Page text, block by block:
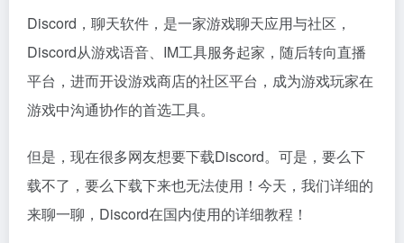
Discord，聊天软件，是一家游戏聊天应用与社区，
Discord从游戏语音、IM工具服务起家，随后转向直播
平台，进而开设游戏商店的社区平台，成为游戏玩家在
游戏中沟通协作的首选工具。
但是，现在很多网友想要下载Discord。可是，要么下
载不了，要么下载下来也无法使用！今天，我们详细的
来聊一聊，Discord在国内使用的详细教程！